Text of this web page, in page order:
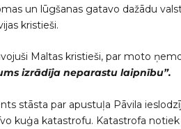
un lūgšanas gatavo dažādu
kristieši.
Maltas kristieši, par moto
izrādīja neparastu laipnību”.
stāsta par apustuļa Pāvila
kuģa katastrofu. Katastrofa